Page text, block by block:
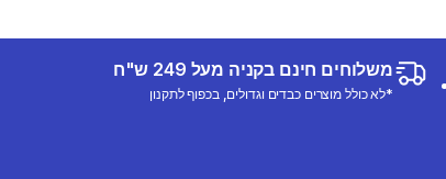
משלוחים חינם בקניה מעל 249 ש"ח
*לא כולל מוצרים כבדים וגדולים, בכפוף לתקנון